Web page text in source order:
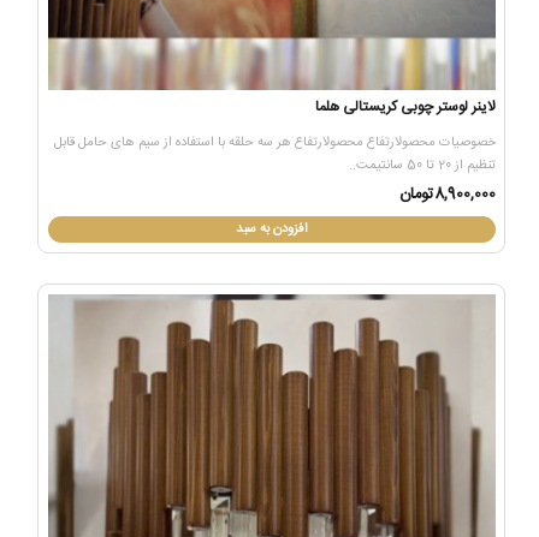
لاینر لوستر چوبی کریستالی هلما
خصوصیات محصولارتفاع محصولارتفاع هر سه حلقه با استفاده از سیم های حامل قابل
تنظیم از 20 تا 50 سانتیمت..
8,900,000تومان
افزودن به سبد